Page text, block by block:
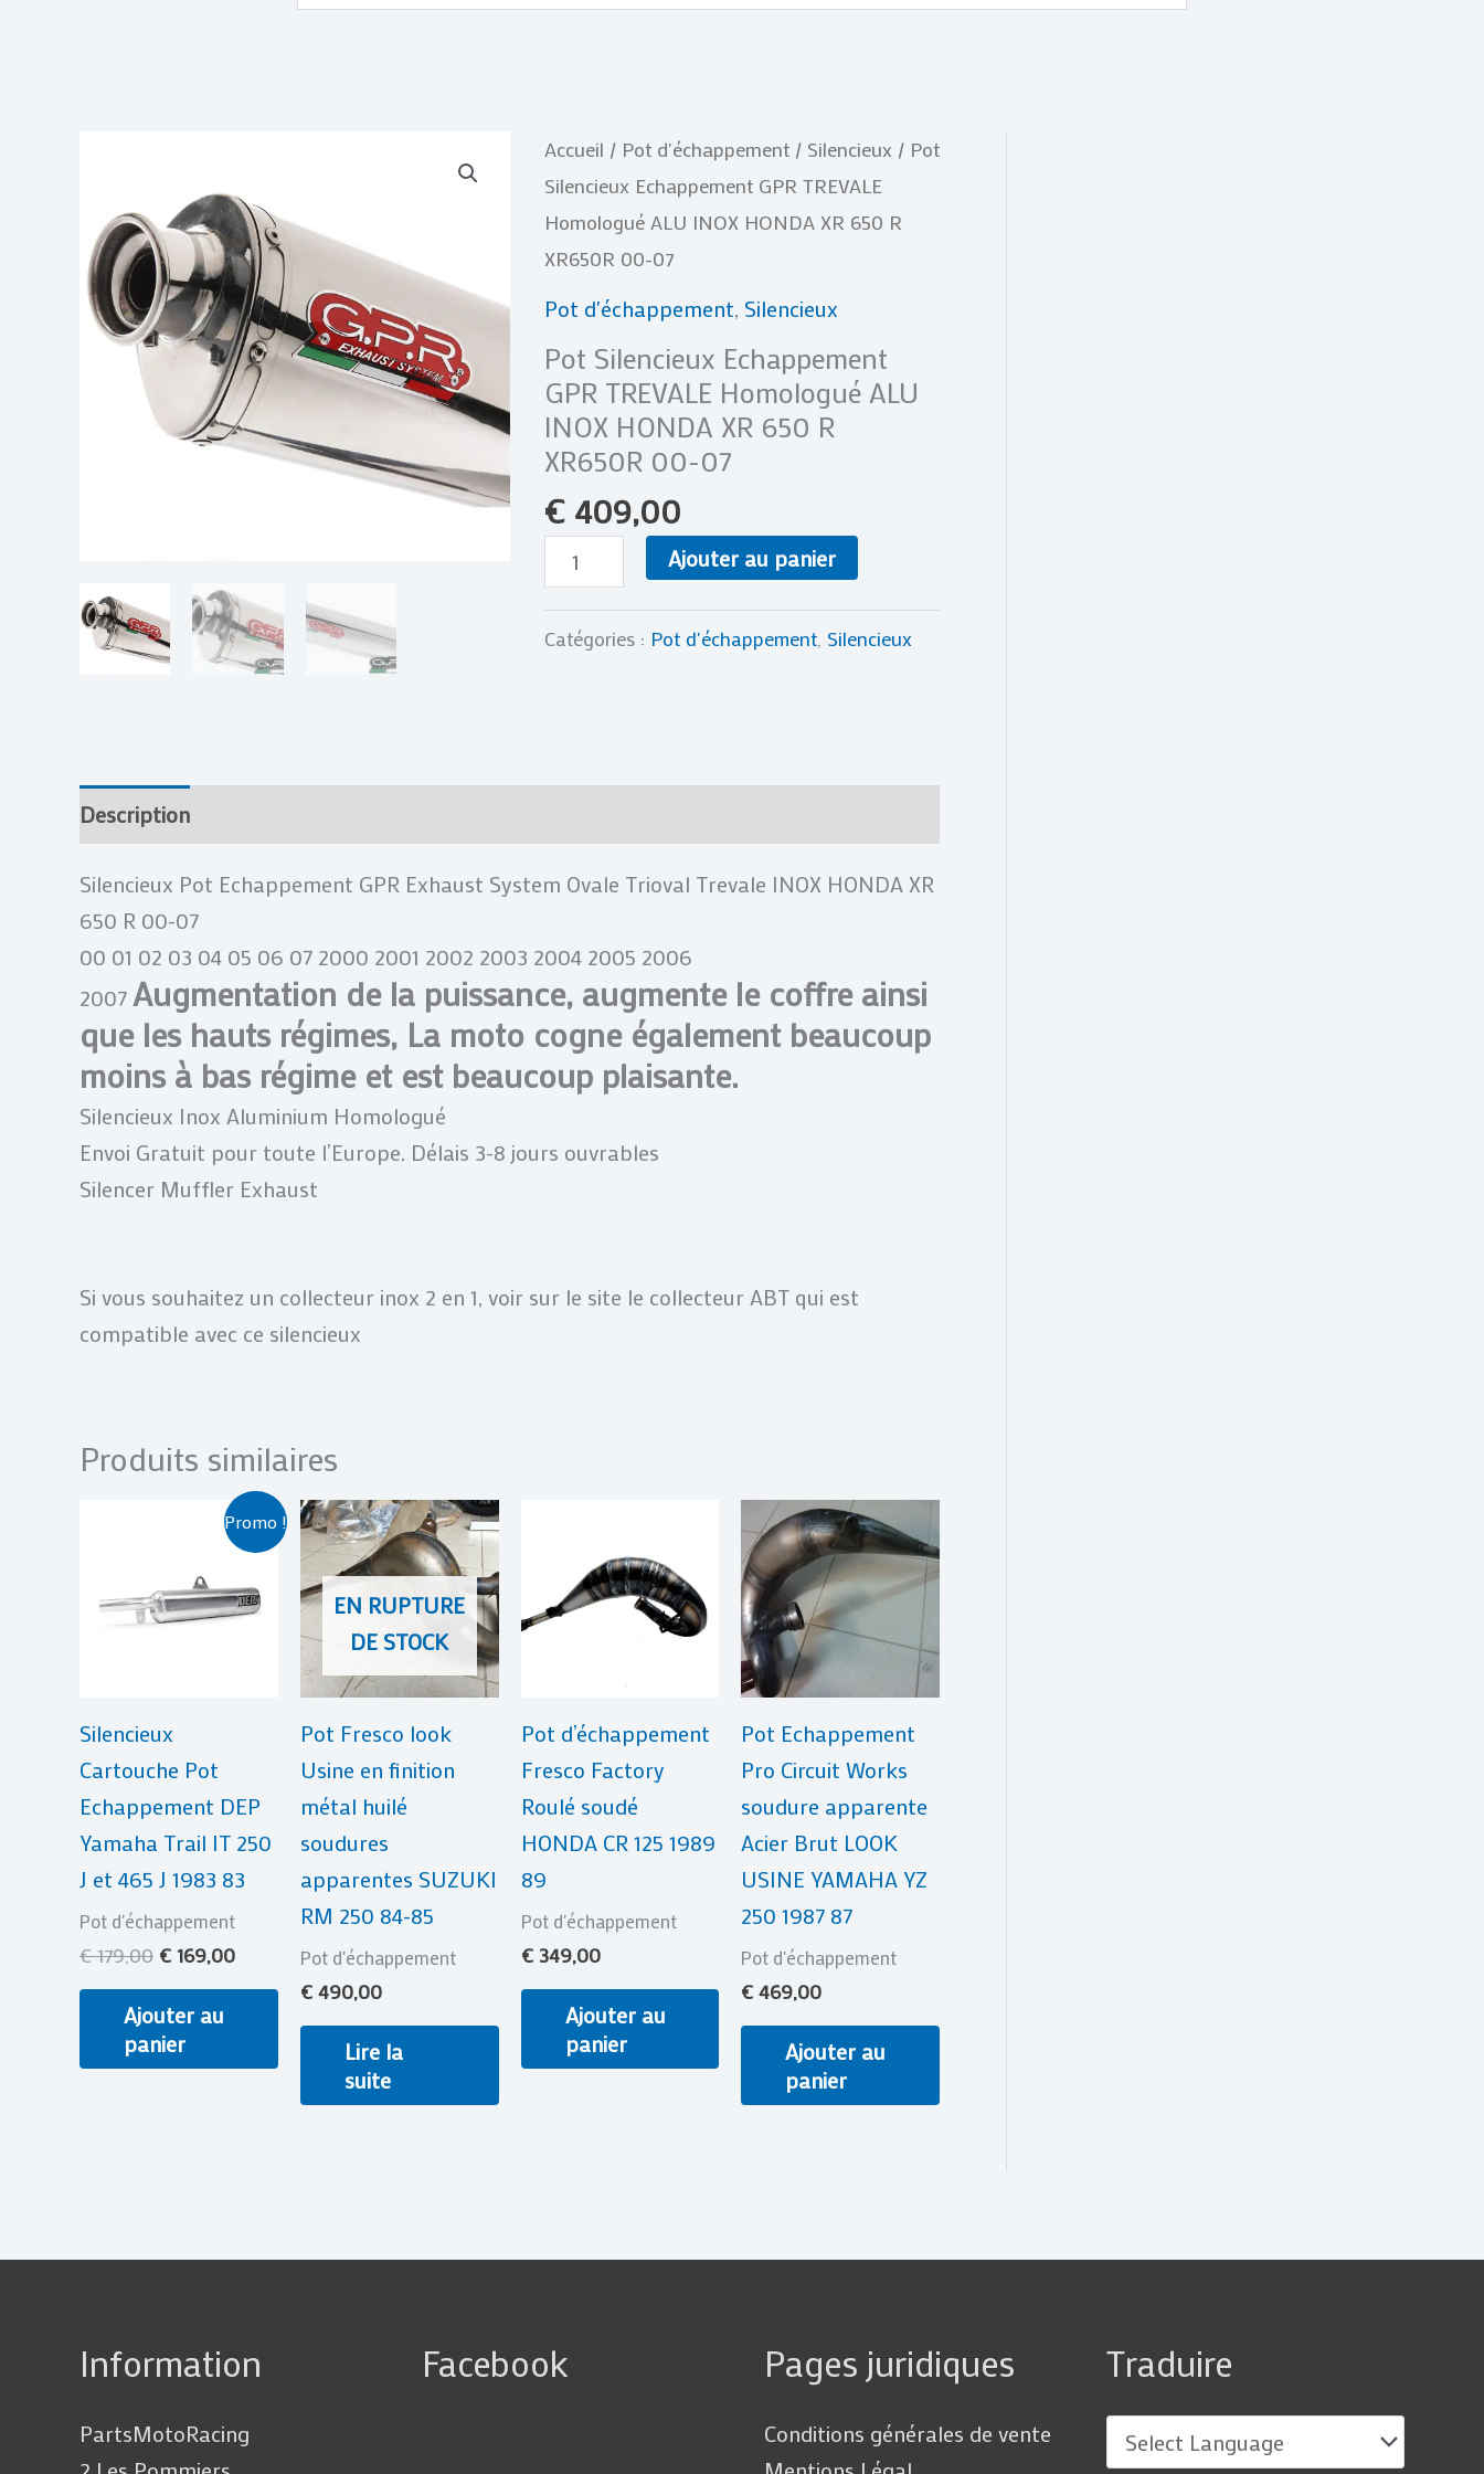
Accueil / Pot d'échappement/ Silencieux / Pot
Silencieux Echappement GPR TREVALE
Homologué ALU INOX HONDA XR 650 R
XR650R 00-07
Pot d'échappement, Silencieux
Pot Silencieux Echappement
GPR TREVALE Homologué ALU
INOX HONDA XR 650 R
XR650R 00-07
€409,00
quantité
de
Pot
Silencieux
Echappement
TREVALE
Homologué
ALU
INOX
HONDA
650
XR650R
Ajouter au panier
Catégories : Pot d'échappement, Silencieux
Description
Silencieux Pot Echappement GPR Exhaust System Ovale Trioval Trevale INOX HONDA XR
650 R 00-07
00 01 02 03 04 05 06 07 2000 2001 2002 2003 2004 2005 2006
2007 Augmentation de la puissance, augmente le coffre ainsi
que les hauts régimes, La moto cogne également beaucoup
moins à bas régime et est beaucoup plaisante.
Silencieux Inox Aluminium Homologué
Envoi Gratuit pour toute l’Europe. Délais 3-8 jours ouvrables
Silencer Muffler Exhaust
Si vous souhaitez un collecteur inox 2 en 1, voir sur le site le collecteur ABT qui est
compatible avec ce silencieux
Produits similaires
Promo !
Silencieux
Cartouche Pot
Echappement DEP
Yamaha Trail IT 250
J et 465 J 1983 83
Pot d'échappement
€179,00
était :
€ 179,00.
€ 169,00
prix
actuel
est :
€ 169,00.
Ajouter au
panier
EN RUPTURE
DE STOCK
Pot Fresco look
Usine en finition
métal huilé
soudures
apparentes SUZUKI
RM 250 84-85
Pot d'échappement
€490,00
Lire la
suite
Pot d’échappement
Fresco Factory
Roulé soudé
HONDA CR 125 1989
89
Pot d'échappement
€349,00
Ajouter au
panier
Pot Echappement
Pro Circuit Works
soudure apparente
Acier Brut LOOK
USINE YAMAHA YZ
250 1987 87
Pot d'échappement
€ 469,00
Ajouter au
panier
Information
PartsMotoRacing
Facebook Pages juridiques
Conditions générales de vente
Traduire